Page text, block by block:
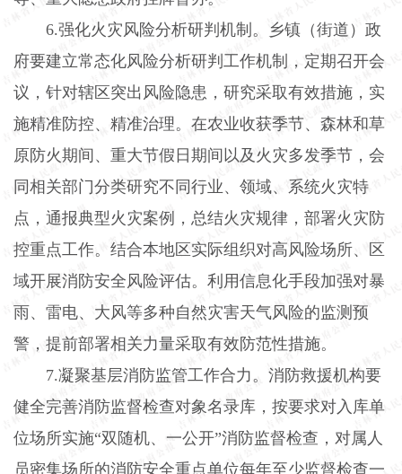
6.强化火灾风险分析研判机制。乡镇（街道）政
府要建立常态化风险分析研判工作机制，定期召开会
议，针对辖区突出风险隐患，研究采取有效措施，实
施精准防控、精准治理。在农业收获季节、森林和草
原防火期间、重大节假日期间以及火灾多发季节，会
同相关部门分类研究不同行业、领域、系统火灾特
点，通报典型火灾案例，总结火灾规律，部署火灾防
控重点工作。结合本地区实际组织对高风险场所、区
域开展消防安全风险评估。利用信息化手段加强对暴
雨、雷电、大风等多种自然灾害天气风险的监测预
警，提前部署相关力量采取有效防范性措施。
7.凝聚基层消防监管工作合力。消防救援机构要
健全完善消防监督检查对象名录库，按要求对入库单
位场所实施“双随机、一公开”消防监督检查，对属人
员密集场所的消防安全重点单位每年至少监督检查一